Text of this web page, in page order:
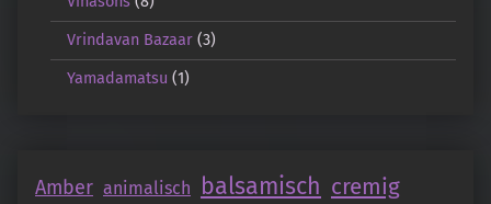
Vrindavan Bazaar(3)
Yamadamatsu (1)
Amber animalisch balsamisch cremig